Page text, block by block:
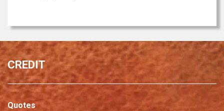
CREDIT
Quotes